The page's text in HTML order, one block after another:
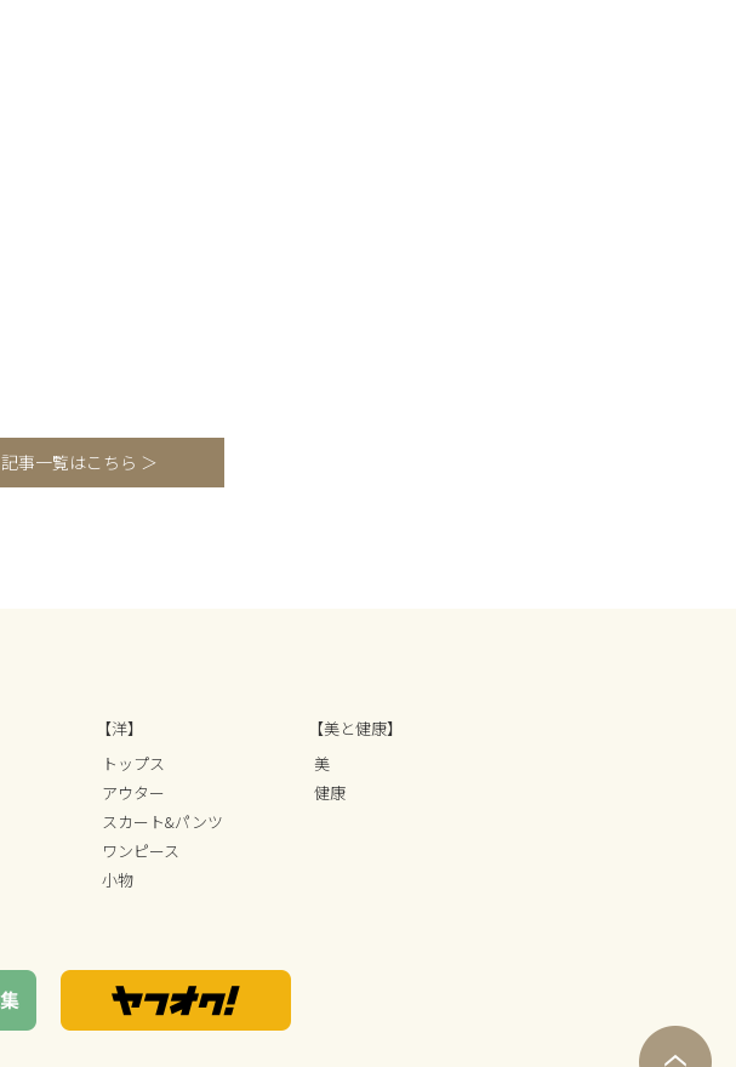
記事一覧はこちら ＞
【洋】
トップス
アウター
スカート&パンツ
ワンピース
小物
【美と健康】
美
健康